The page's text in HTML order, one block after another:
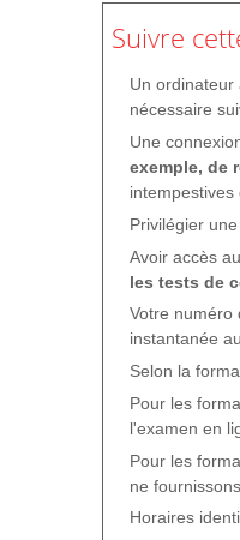
Concepts et
Vue
Les 4 étapes
Rôles et
Pratiques de
CSF,
6 - Activité
Concepts et
Vue
Rôles et
Pratiques de
Suivre
Un
nécessaire
Une
exemple, de
intempestives
Privilégier
Avoir accès
les tests de
Votre numéro
instantanée
Selon la
Pour les
l'examen en
Pour les
ne
Horaires